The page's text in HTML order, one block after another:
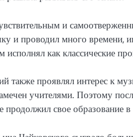
и
и проводил много времени,
исполнял как классические
также проявлял интерес к
учителями. Поэтому
продолжил свое образование